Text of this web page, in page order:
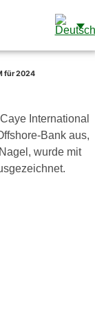
Sie Ihr Geld
für 2024
International
Bank aus,
wurde mit